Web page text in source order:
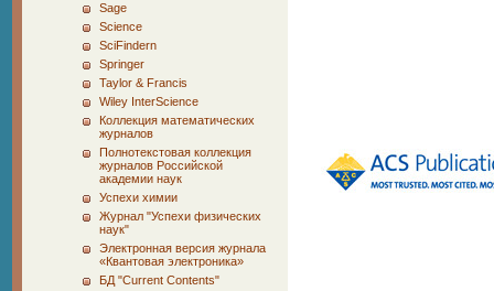
Sage
Science
SciFindern
Springer
Taylor & Francis
Wiley InterScience
Коллекция математических
журналов
Полнотекстовая коллекция
журналов Российской
академии наук
Успехи химии
Журнал "Успехи физических
наук"
Электронная версия журнала
«Квантовая электроника»
БД "Current Сontents"